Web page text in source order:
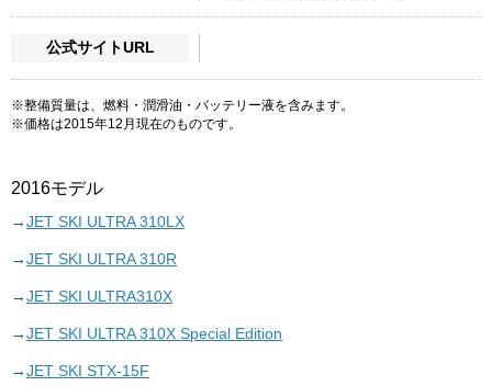
公式サイトURL
※整備質量は、燃料・潤滑油・バッテリー液を含みます。
※価格は2015年12月現在のものです。
2016モデル
JET SKI ULTRA 310LX
JET SKI ULTRA 310R
JET SKI ULTRA310X
JET SKI ULTRA 310X Special Edition
JET SKI STX-15F